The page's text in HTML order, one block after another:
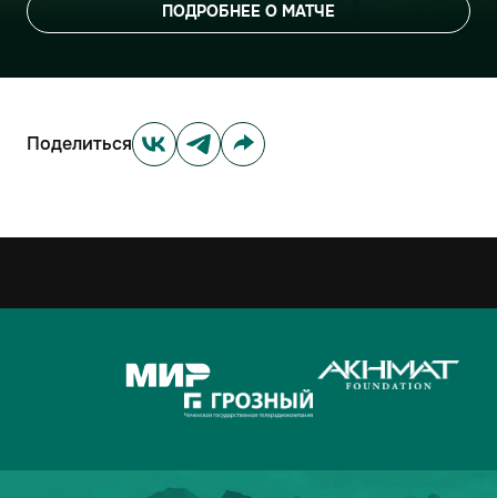
ПОДРОБНЕЕ О МАТЧЕ
Поделиться